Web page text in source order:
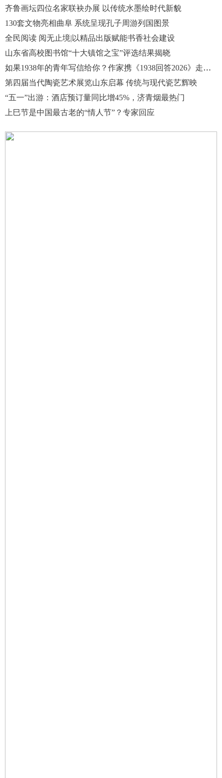
齐鲁画坛四位名家联袂办展 以传统水墨绘时代新貌
130套文物亮相曲阜 系统呈现孔子周游列国图景
全民阅读 阅无止境|以精品出版赋能书香社会建设
山东省高校图书馆“十大镇馆之宝”评选结果揭晓
如果1938年的青年写信给你？作家携《1938回答2026》走进烟台校园
第四届当代陶瓷艺术展览山东启幕 传统与现代瓷艺辉映
“五一”出游：酒店预订量同比增45%，济青烟最热门
上巳节是中国最古老的“情人节”？专家回应